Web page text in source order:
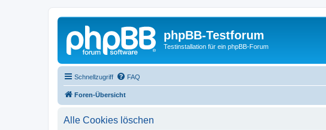
phpBB-Testforum
Testinstallation für ein phpBB-Forum
Schnellzugriff FAQ
Foren-Übersicht
Alle Cookies löschen